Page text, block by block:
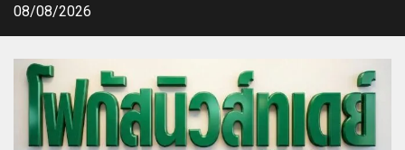
Skip08/08/2026